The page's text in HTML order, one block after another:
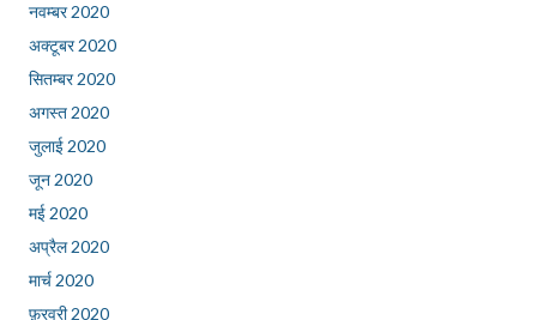
नवम्बर 2020
अक्टूबर 2020
सितम्बर 2020
अगस्त 2020
जुलाई 2020
जून 2020
मई 2020
अप्रैल 2020
मार्च 2020
फ़रवरी 2020